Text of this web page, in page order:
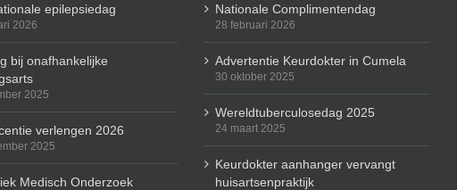
epilepsiedag
2026
bij onafhankelijke
2025
verlengen 2026
2025
Medisch Onderzoek
Nationale Complimentendag
28 februari 2026
Advertentie Keurdokter in Cumela
30 oktober 2025
Wereldtuberculosedag 2025
24 maart 2025
Keurdokter aanhanger vervangt
huisartsenpraktijk